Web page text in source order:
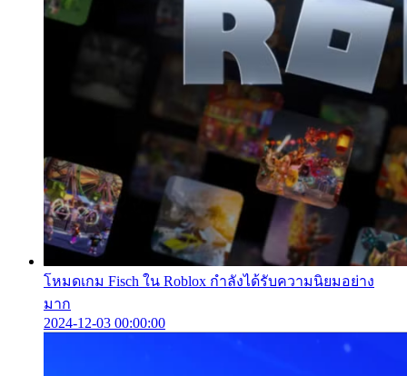
โหมดเกม Fisch ใน Roblox กำลังได้รับความนิยมอย่าง
มาก
2024-12-03 00:00:00